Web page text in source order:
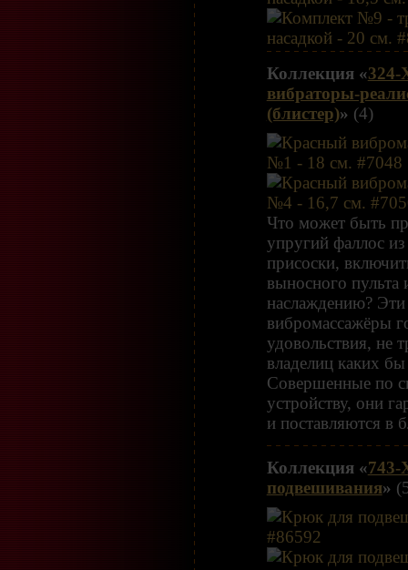
Коллекция «324-
вибраторы-
(блистер)» (4)
Что может быть
упругий фаллос
присоски,
выносного пульта
наслаждению?
вибромассажёры
удовольствия, не
владелиц каких
Совершенные по
устройству, они
и поставляются в
Коллекция «
подвешивания»